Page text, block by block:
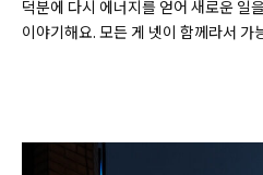
덕분에 다시 에너지를 얻어 새로운 일
이야기해요. 모든 게 넷이 함께라서 가